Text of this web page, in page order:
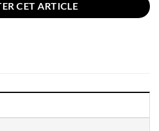
CET ARTICLE